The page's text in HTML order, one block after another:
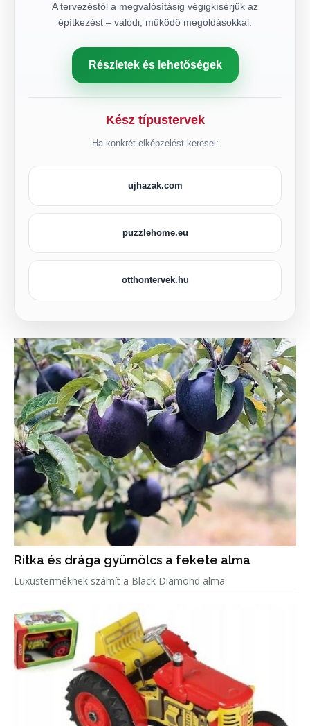
A tervezéstől a megvalósításig végigkísérjük az
építkezést – valódi, működő megoldásokkal.
Részletek és lehetőségek
Kész típustervek
Ha konkrét elképzelést keresel:
ujhazak.com
puzzlehome.eu
otthontervek.hu
Ritka és drága gyümölcs a fekete alma
Luxusterméknek számít a Black Diamond alma.